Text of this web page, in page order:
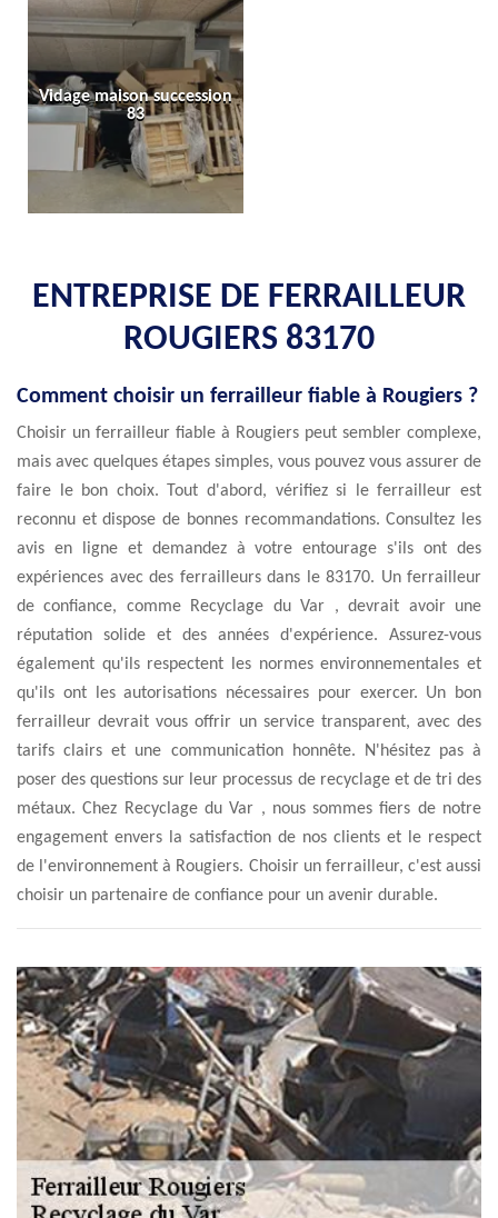
Vidage maison succession
83
ENTREPRISE DE FERRAILLEUR
ROUGIERS 83170
Comment choisir un ferrailleur fiable à Rougiers ?
Choisir un ferrailleur fiable à Rougiers peut sembler complexe,
mais avec quelques étapes simples, vous pouvez vous assurer de
faire le bon choix. Tout d'abord, vérifiez si le ferrailleur est
reconnu et dispose de bonnes recommandations. Consultez les
avis en ligne et demandez à votre entourage s'ils ont des
expériences avec des ferrailleurs dans le 83170. Un ferrailleur
de confiance, comme Recyclage du Var , devrait avoir une
réputation solide et des années d'expérience. Assurez-vous
également qu'ils respectent les normes environnementales et
qu'ils ont les autorisations nécessaires pour exercer. Un bon
ferrailleur devrait vous offrir un service transparent, avec des
tarifs clairs et une communication honnête. N'hésitez pas à
poser des questions sur leur processus de recyclage et de tri des
métaux. Chez Recyclage du Var , nous sommes fiers de notre
engagement envers la satisfaction de nos clients et le respect
de l'environnement à Rougiers. Choisir un ferrailleur, c'est aussi
choisir un partenaire de confiance pour un avenir durable.